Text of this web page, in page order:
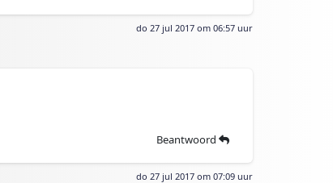
do 27 jul 2017 om 06:57 uur
Beantwoord
do 27 jul 2017 om 07:09 uur